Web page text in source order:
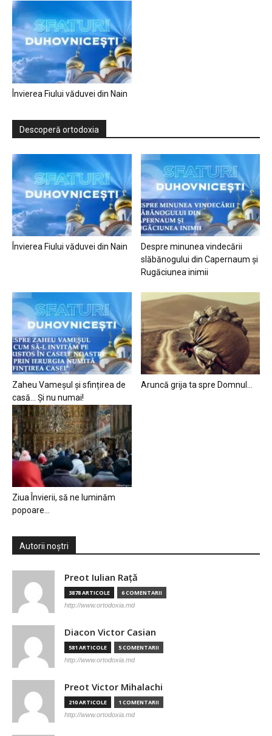
Învierea Fiului văduvei din Nain
Descoperă ortodoxia
Învierea Fiului văduvei din Nain
Despre minunea vindecării
slăbănogului din Capernaum și
Rugăciunea inimii
Zaheu Vameșul și sfințirea de
casă… Și nu numai!
Aruncă grija ta spre Domnul…
Ziua Învierii, să ne luminăm
popoare…
Autorii noștri
Preot Iulian Raţă
3878 ARTICOLE 6 COMENTARII
http://www.ortodoxia.md
Diacon Victor Casian
581 ARTICOLE 5 COMENTARII
http://www.ortodoxia.md
Preot Victor Mihalachi
210 ARTICOLE 1 COMENTARII
http://www.ortodoxia.md